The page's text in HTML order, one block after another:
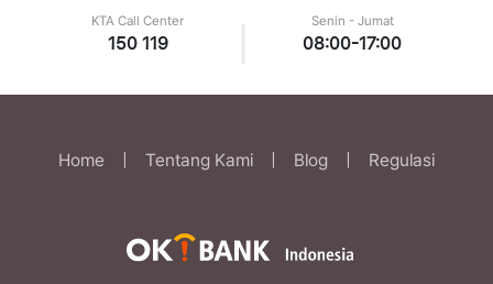
KTA Call Center
150 119
Senin - Jumat
08:00-17:00
Home Tentang Kami Blog Regulasi